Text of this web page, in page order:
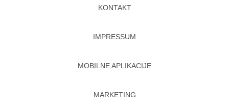
KONTAKT
IMPRESSUM
MOBILNE APLIKACIJE
MARKETING